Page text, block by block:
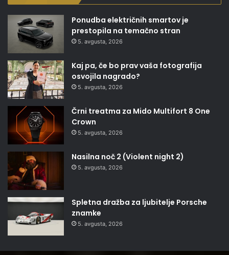
Ponudba električnih smartov je
prestopila na temačno stran
5. avgusta, 2026
Kaj pa, če bo prav vaša fotografija
osvojila nagrado?
5. avgusta, 2026
Črni treatma za Mido Multifort 8 One
Crown
5. avgusta, 2026
Nasilna noč 2 (Violent night 2)
5. avgusta, 2026
Spletna dražba za ljubitelje Porsche
znamke
5. avgusta, 2026